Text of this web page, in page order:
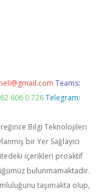
Teams:
606 0 726 Telegram:
Bilgi Teknolojileri
bir Yer Sağlayıcı
içerikleri proaktif
bulunmamaktadır.
taşımakta olup,